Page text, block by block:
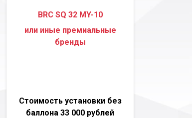
BRC SQ 32 MY-10
или иные премиальные
бренды
Стоимость установки без
баллона 33 000 рублей